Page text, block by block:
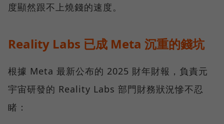
度顯然跟不上燒錢的速度。
Reality Labs 已成 Meta 沉重的錢坑
根據 Meta 最新公布的 2025 財年財報，負責元
宇宙研發的 Reality Labs 部門財務狀況慘不忍
睹：